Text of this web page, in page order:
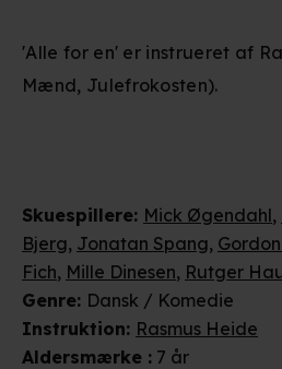
Skuespillere: Mick Øgendahl,
Bjerg, Jonatan Spang,
Fich, Mille Dinesen, Rutger
Genre: Dansk / Komedie
Instruktion: Rasmus Heide
Aldersmærke : 7 år
'Alle for en' er instrueret af
Mænd, Julefrokosten).